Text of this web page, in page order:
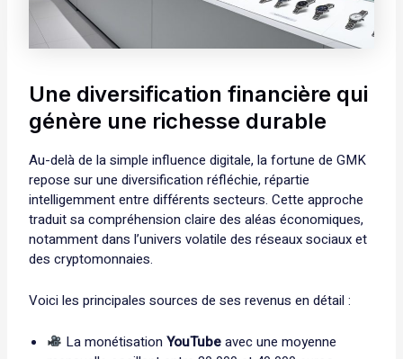
Une diversification financière qui
génère une richesse durable
Au-delà de la simple influence digitale, la fortune de GMK
repose sur une diversification réfléchie, répartie
intelligemment entre différents secteurs. Cette approche
traduit sa compréhension claire des aléas économiques,
notamment dans l’univers volatile des réseaux sociaux et
des cryptomonnaies.
Voici les principales sources de ses revenus en détail :
La monétisationYouTubeavec une moyenne